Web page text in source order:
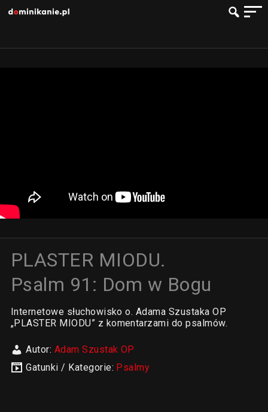
PLASTER MIODU.
Psalm 91: Dom w Bogu
Internetowe słuchowisko o. Adama Szustaka OP
„PLASTER MIODU” z komentarzami do psalmów.
Autor: Adam Szustak OP
Gatunki / Kategorie: Psalmy